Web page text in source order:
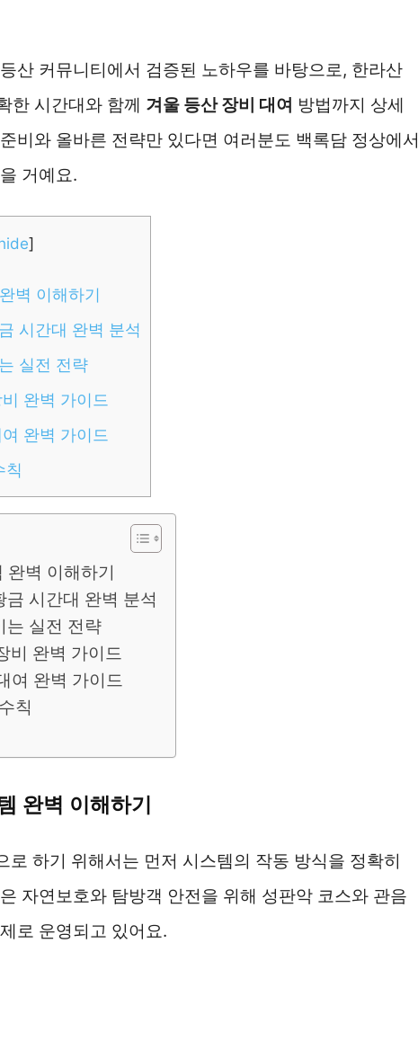
산 커뮤니티에서 검증된 노하우를 바탕으로, 한라산
한 시간대와 함께 겨울 등산 장비 대여 방법까지 상세
비와 올바른 전략만 있다면 여러분도 백록담 정상에서
거예요.
]
벽 이해하기
시간대 완벽 분석
실전 전략
완벽 가이드
완벽 가이드
칙
완벽 이해하기
시간대 완벽 분석
는 실전 전략
비 완벽 가이드
여 완벽 가이드
칙
완벽 이해하기
로 하기 위해서는 먼저 시스템의 작동 방식을 정확히
자연보호와 탐방객 안전을 위해 성판악 코스와 관음
로 운영되고 있어요.